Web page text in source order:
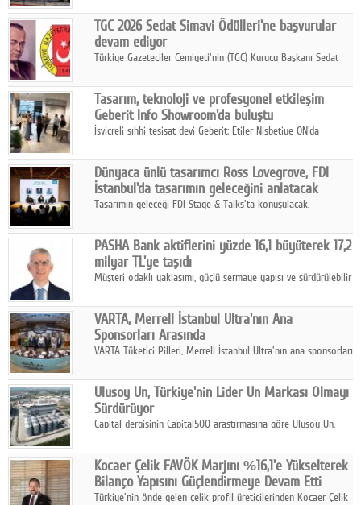
ETKİ YARATIYOR"
TGC 2026 Sedat Simavi Ödülleri'ne başvurular
devam ediyor
Türkiye Gazeteciler Cemiyeti'nin (TGC) Kurucu Başkanı Sedat
Tasarım, teknoloji ve profesyonel etkileşim
Geberit Info Showroom'da buluştu
İsviçreli sıhhi tesisat devi Geberit; Etiler Nisbetiye ON'da
ortaklığıyla özel bir davete ev sahipliği yaptı.
Dünyaca ünlü tasarımcı Ross Lovegrove, FDI
İstanbul'da tasarımın geleceğini anlatacak
Tasarımın geleceği FDI Stage & Talks'ta konuşulacak.
PASHA Bank aktiflerini yüzde 16,1 büyüterek 17,2
milyar TL'ye taşıdı
Müşteri odaklı yaklaşımı, güçlü sermaye yapısı ve sürdürülebilir
yılının ilk yarısında güçlü finansal performansını korudu.
VARTA, Merrell İstanbul Ultra'nın Ana
Sponsorları Arasında
VARTA Tüketici Pilleri, Merrell İstanbul Ultra'nın ana sponsorları
enerjisine güç katıyor.
Ulusoy Un, Türkiye'nin Lider Un Markası Olmayı
Sürdürüyor
Capital dergisinin Capital500 araştırmasına göre Ulusoy Un,
hasılatıyla Türkiye'nin en büyük 83. firması oldu.
Kocaer Çelik FAVÖK Marjını %16,1'e Yükselterek
Bilanço Yapısını Güçlendirmeye Devam Etti
Türkiye'nin önde gelen çelik profil üreticilerinden Kocaer Çelik